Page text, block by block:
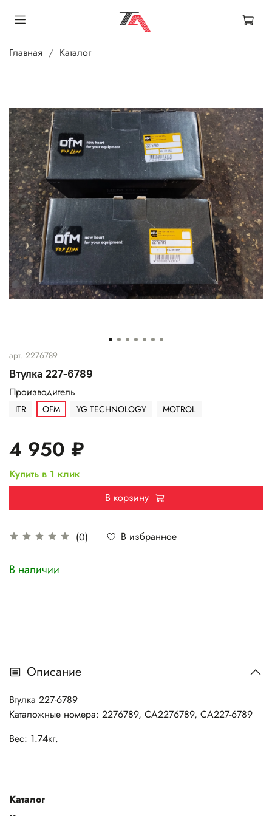
Главная Каталог
арт. 2276789
Втулка 227-6789
(0) В избранное
В наличии
Производитель
ITR OFM YG TECHNOLOGY MOTROL
4 950 ₽
Купить в 1 клик
В корзину
Описание
Втулка 227-6789
Каталожные номера: 2276789, CA2276789, CA227-6789
Вес: 1.74кг.
Каталог